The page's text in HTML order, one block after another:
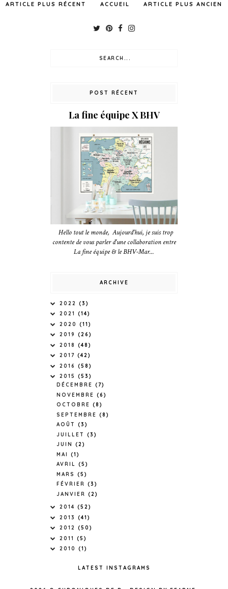
ARTICLE PLUS RÉCENT ARTICLE PLUS ANCIEN
ACCUEIL
POST RÉCENT
La fine équipe X BHV
Hello tout le monde, Aujourd'hui, je suis trop
contente de vous parler d'une collaboration entre
La fine équipe & le BHV-Mar...
ARCHIVE
2022 (3)
2021 (14)
2020 (11)
2019 (26)
2018 (48)
2017 (42)
2016 (58)
2015 (53)
DÉCEMBRE (7)
NOVEMBRE (6)
OCTOBRE (8)
SEPTEMBRE (8)
AOÛT (3)
JUILLET (3)
JUIN (2)
MAI (1)
AVRIL (5)
MARS (5)
FÉVRIER (3)
JANVIER (2)
2014 (52)
2013 (41)
2012 (50)
2011 (5)
2010 (1)
LATEST INSTAGRAMS